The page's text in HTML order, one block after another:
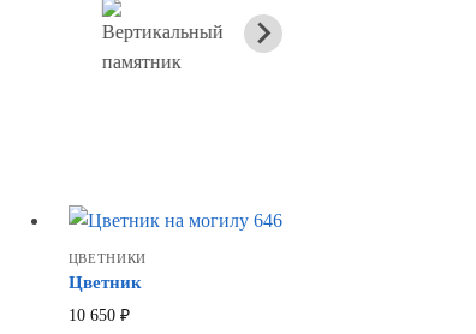
Вертикальный
памятник
ЦВЕТНИКИ
Цветник
10 650 ₽